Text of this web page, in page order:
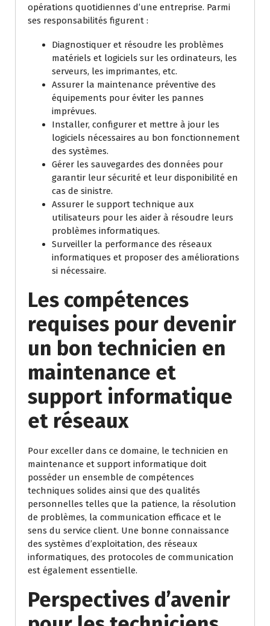
opérations quotidiennes d’une entreprise. Parmi
ses responsabilités figurent :
Diagnostiquer et résoudre les problèmes
matériels et logiciels sur les ordinateurs, les
serveurs, les imprimantes, etc.
Assurer la maintenance préventive des
équipements pour éviter les pannes
imprévues.
Installer, configurer et mettre à jour les
logiciels nécessaires au bon fonctionnement
des systèmes.
Gérer les sauvegardes des données pour
garantir leur sécurité et leur disponibilité en
cas de sinistre.
Assurer le support technique aux
utilisateurs pour les aider à résoudre leurs
problèmes informatiques.
Surveiller la performance des réseaux
informatiques et proposer des améliorations
si nécessaire.
Les compétences
requises pour devenir
un bon technicien en
maintenance et
support informatique
et réseaux
Pour exceller dans ce domaine, le technicien en
maintenance et support informatique doit
posséder un ensemble de compétences
techniques solides ainsi que des qualités
personnelles telles que la patience, la résolution
de problèmes, la communication efficace et le
sens du service client. Une bonne connaissance
des systèmes d’exploitation, des réseaux
informatiques, des protocoles de communication
est également essentielle.
Perspectives d’avenir